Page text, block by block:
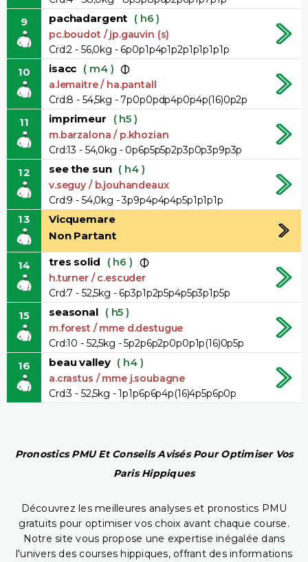
9 pachadargent ( h6 )
pc.boudot / jp.gauvin (s)
Crd:2 - 56,0kg - 6p0p1p4p1p2p1p1p1p1p
10 isacc ( m4 )
a.lemaitre / ha.pantall
Crd:8 - 54,5kg - 7p0p0pdp4p0p4p(16)0p2p
11 imprimeur ( h5 )
m.barzalona / p.khozian
Crd:13 - 54,0kg - 0p6p5p5p2p3p0p3p9p3p
12 see the sun ( h4 )
v.seguy / b.jouhandeaux
Crd:9 - 54,0kg - 3p9p4p4p4p5p1p1p1p
13
Vicquemare
Non Partant
14 tres solid ( h6 )
h.turner / c.escuder
Crd:7 - 52,5kg - 6p3p1p2p5p4p5p3p1p5p
15 seasonal ( h5 )
m.forest / mme d.destugue
Crd:10 - 52,5kg - 5p2p6p2p0p0p1p(16)0p5p
16 beau valley ( h4 )
a.crastus / mme j.soubagne
Crd:3 - 52,5kg - 1p1p6p6p4p(16)4p5p6p0p
Pronostics PMU Et Conseils Avisés Pour Optimiser Vos
Paris Hippiques
Découvrez les meilleures analyses et pronostics PMU
gratuits pour optimiser vos choix avant chaque course.
Notre site vous propose une expertise inégalée dans
l'univers des courses hippiques, offrant des informations